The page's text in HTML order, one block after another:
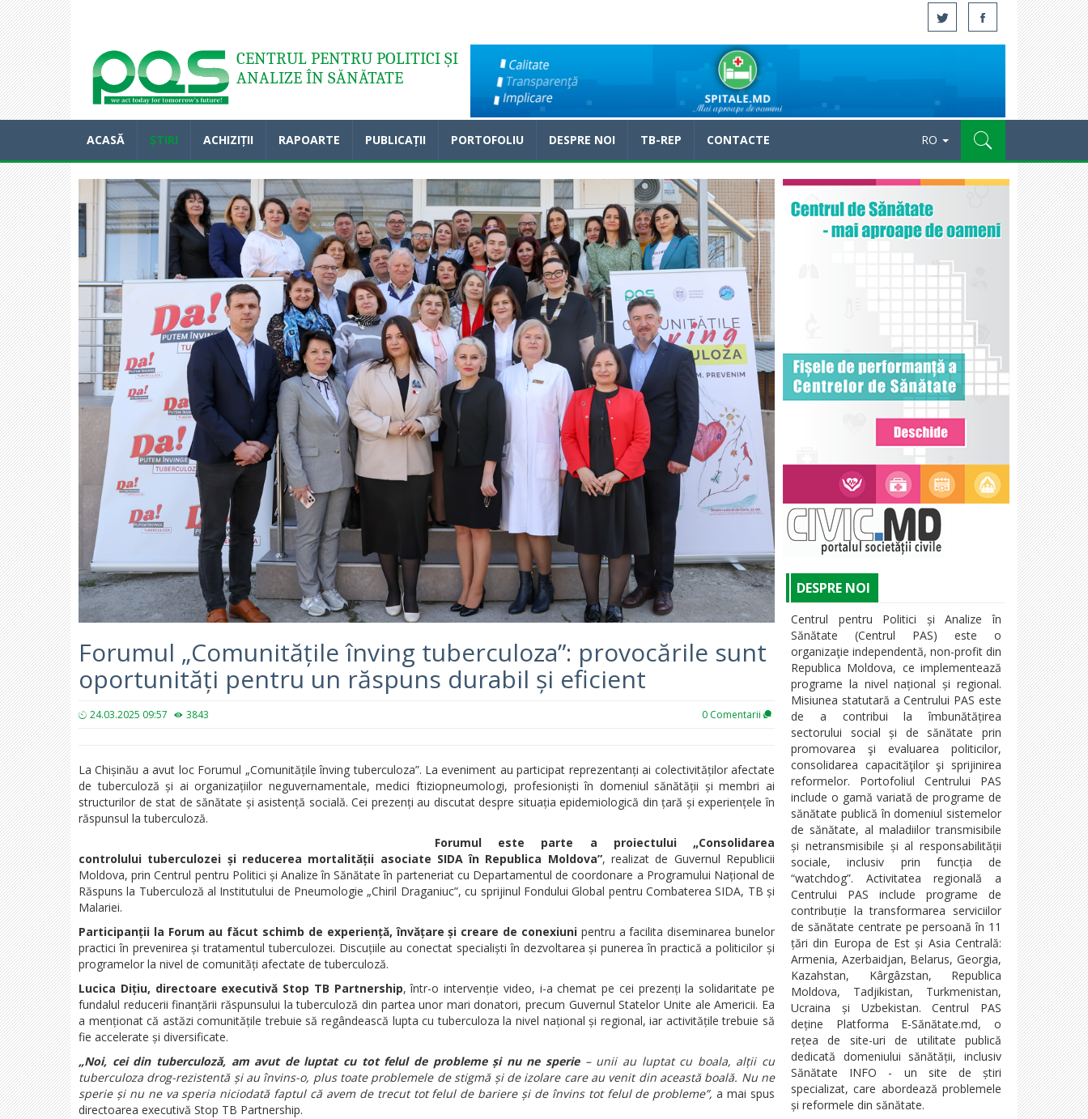
Acasă
CENTRUL PENTRU POLITICI ȘI
ANALIZE ÎN SĂNĂTATE
ACASĂ ȘTIRI ACHIZIȚII RAPOARTE PUBLICAȚII PORTOFOLIU DESPRE NOI TB-REP CONTACTE RO
Forumul „Comunitățile înving tuberculoza”: provocările sunt
oportunități pentru un răspuns durabil și eficient
24.03.2025 09:57 3843 0 Comentarii
La Chișinău a avut loc Forumul „Comunitățile înving tuberculoza”. La eveniment au participat reprezentanți ai colectivităților afectate
de tuberculoză și ai organizațiilor neguvernamentale, medici ftiziopneumologi, profesioniști în domeniul sănătății și membri ai
structurilor de stat de sănătate și asistență socială. Cei prezenți au discutat despre situația epidemiologică din țară și experiențele în
răspunsul la tuberculoză.
Forumul este parte a proiectului „Consolidarea
controlului tuberculozei și reducerea mortalității asociate SIDA în Republica Moldova”, realizat de Guvernul Republicii
Moldova, prin Centrul pentru Politici și Analize în Sănătate în parteneriat cu Departamentul de coordonare a Programului Național de
Răspuns la Tuberculoză al Institutului de Pneumologie „Chiril Draganiuc”, cu sprijinul Fondului Global pentru Combaterea SIDA, TB și
Malariei.
Participanții la Forum au făcut schimb de experiență, învățare și creare de conexiuni pentru a facilita diseminarea bunelor
practici în prevenirea și tratamentul tuberculozei. Discuțiile au conectat specialiști în dezvoltarea și punerea în practică a politicilor și
programelor la nivel de comunități afectate de tuberculoză.
Lucica Dițiu, directoare executivă Stop TB Partnership, într-o intervenție video, i-a chemat pe cei prezenți la solidaritate pe
fundalul reducerii finanțării răspunsului la tuberculoză din partea unor mari donatori, precum Guvernul Statelor Unite ale Americii. Ea
a menționat că astăzi comunitățile trebuie să regândească lupta cu tuberculoza la nivel național și regional, iar activitățile trebuie să
fie accelerate și diversificate.
„Noi, cei din tuberculoză, am avut de luptat cu tot felul de probleme și nu ne sperie– unii au luptat cu boala, alții cu
tuberculoza drog-rezistentă și au învins-o, plus toate problemele de stigmă și de izolare care au venit din această boală. Nu ne
sperie și nu ne va speria niciodată faptul că avem de trecut tot felul de bariere și de învins tot felul de probleme”, a mai spus
directoarea executivă Stop TB Partnership.
DESPRE NOI
Centrul pentru Politici și Analize în
Sănătate (Centrul PAS) este o
organizaţie independentă, non-profit din
Republica Moldova, ce implementează
programe la nivel național și regional.
Misiunea statutară a Centrului PAS este
de a contribui la îmbunătățirea
sectorului social și de sănătate prin
promovarea şi evaluarea politicilor,
consolidarea capacităţilor şi sprijinirea
reformelor. Portofoliul Centrului PAS
include o gamă variată de programe de
sănătate publică în domeniul sistemelor
de sănătate, al maladiilor transmisibile
și netransmisibile și al responsabilității
sociale, inclusiv prin funcția de
“watchdog”. Activitatea regională a
Centrului PAS include programe de
contribuție la transformarea serviciilor
de sănătate centrate pe persoană în 11
țări din Europa de Est și Asia Centrală:
Armenia, Azerbaidjan, Belarus, Georgia,
Kazahstan, Kârgâzstan, Republica
Moldova, Tadjikistan, Turkmenistan,
Ucraina și Uzbekistan. Centrul PAS
deține Platforma E-Sănătate.md, o
rețea de site-uri de utilitate publică
dedicată domeniului sănătății, inclusiv
Sănătate INFO - un site de știri
specializat, care abordează problemele
și reformele din sănătate.